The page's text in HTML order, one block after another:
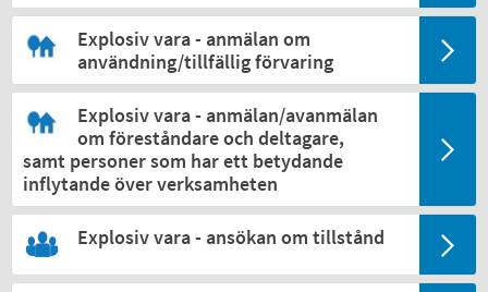
Explosiv vara - anmälan om
användning/tillfällig förvaring
Explosiv vara - anmälan/avanmälan
om föreståndare och deltagare,
samt personer som har ett betydande
inflytande över verksamheten
Explosiv vara - ansökan om tillstånd